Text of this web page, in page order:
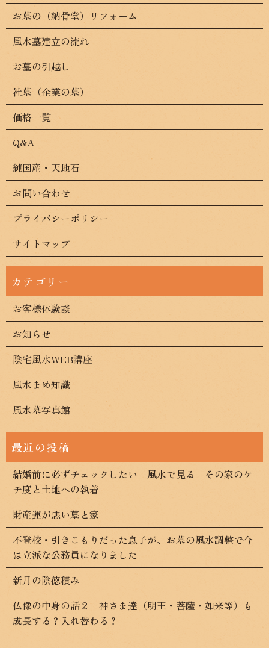
お墓の（納骨堂）リフォーム
風水墓建立の流れ
お墓の引越し
社墓（企業の墓）
価格一覧
Q&A
純国産・天地石
お問い合わせ
プライバシーポリシー
サイトマップ
お客様体験談
お知らせ
陰宅風水WEB講座
風水まめ知識
風水墓写真館
結婚前に必ずチェックしたい 風水で見る その家のケ
チ度と土地への執着
財産運が悪い墓と家
不登校・引きこもりだった息子が、お墓の風水調整で今
は立派な公務員になりました
新月の陰徳積み
仏像の中身の話２ 神さま達（明王・菩薩・如来等）も
成長する？入れ替わる？